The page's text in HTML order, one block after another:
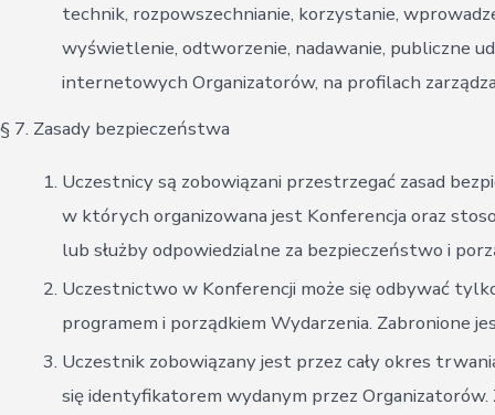
technik, rozpowszechnianie, korzystanie,
wyświetlenie, odtworzenie, nadawanie, publiczne
internetowych Organizatorów, na profilach
§ 7. Zasady bezpieczeństwa
Uczestnicy są zobowiązani przestrzegać zasad
w których organizowana jest Konferencja oraz
lub służby odpowiedzialne za bezpieczeństwo i
Uczestnictwo w Konferencji może się odbywać
programem i porządkiem Wydarzenia. Zabronione
Uczestnik zobowiązany jest przez cały okres
się identyfikatorem wydanym przez